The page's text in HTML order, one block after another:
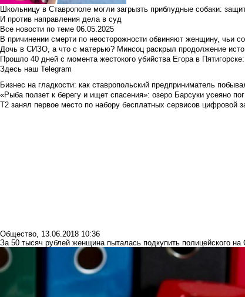
Школьницу в Ставрополе могли загрызть приблудные собаки:
И против направления дела в суд
Все новости по теме 06.05.2025
В причинении смерти по неосторожности обвиняют женщину, чьи
Дочь в СИЗО, а что с матерью? Минсоц раскрыл продолжение
Прошло 40 дней с момента жестокого убийства Егора в
Здесь наш Telegram
Бизнес на гладкости: как ставропольский предприниматель
«Рыба ползет к берегу и ищет спасения»: озеро Барсуки усеяно
Т2 занял первое место по набору бесплатных сервисов цифровой
Общество, 13.06.2018 10:36
За 50 тысяч рублей женщина пыталась подкупить полицейского на